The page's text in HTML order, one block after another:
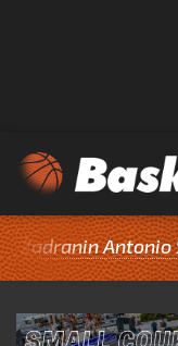
Antonio Sikirić